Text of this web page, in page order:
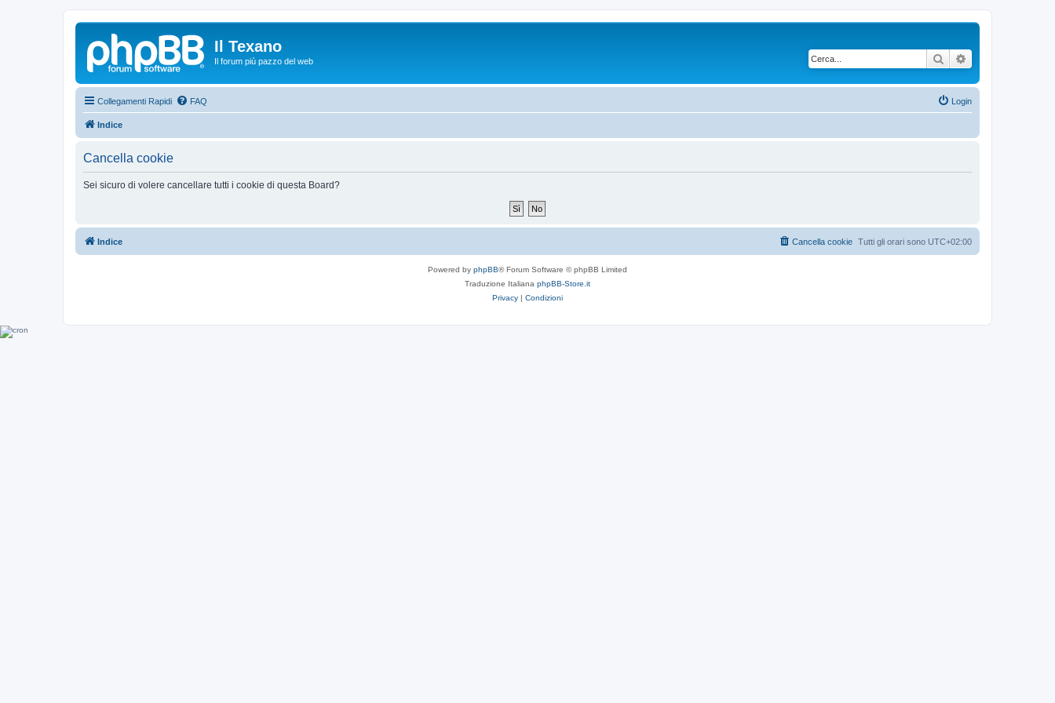
Il Texano
Il forum più pazzo del web Cerca
Collegamenti Rapidi FAQ Login
Indice
Cancella cookie
Sei sicuro di volere cancellare tutti i cookie di questa Board?
Indice Tutti gli orari sono UTC+02:00
Cancella cookie
Powered by phpBB® Forum Software © phpBB Limited
Traduzione Italiana phpBB-Store.it
Privacy | Condizioni